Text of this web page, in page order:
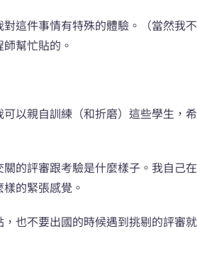
這件事情有特殊的體驗。（當然我
幫忙貼的。
以親自訓練（和折磨）這些學生，
的評審跟考驗是什麼樣子。我自己
的緊張感覺。
也不要出國的時候遇到挑剔的評審